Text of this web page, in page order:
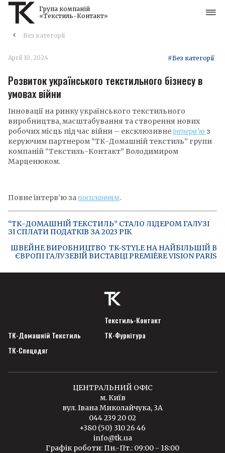
Група компаній
«Текстиль-Контакт»
Без категорії
April 10, 2024 #Без категорії
Розвиток українського текстильного бізнесу в
умовах війни
Інновації на ринку українського текстильного
виробництва, масштабування та створення нових
робочих місць під час війни – ексклюзивне інтерв’ю з
керуючим партнером “ТК-Домашній текстиль” групи
компаній “Текстиль-Контакт” Володимиром
Марценюком.
Повне інтерв’ю запосиланням.
“ТК-ДОМАШНІЙ ТЕКСТИЛЬ” СТАЛО ЛІДЕРОМ ГАЛУЗІ
ЗІ СПЛАТИ ПОДАТКІВ ЗА 2023 РІК
ШВЕЙНЕ ВИРОБНИЦТВО TK-STYLE НА НАЙБІЛЬШІЙ В
ЄВРОПІ ГАЛУЗЕВІЙ ВИСТАВЦІ PREMIÈRE VISION PARIS
Текстиль-Контакт
ТК-Домашній Текстиль
ТК-Фурнітура
ТК-Спецодяг
ЦЕНТРАЛЬНИЙ ОФІС
м. Київ
вул. Івана Миколайчука, 3А
044 239 20 02
+380 (50) 310 26 46
info@tk.ua
Графік роботи: Пн.-Пт.: 09:00 - 18:00